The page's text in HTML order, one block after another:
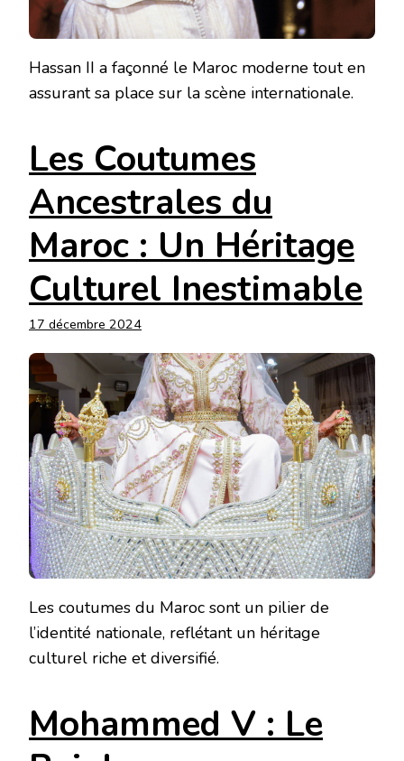
Hassan II a façonné le Maroc moderne tout en
assurant sa place sur la scène internationale.
Les Coutumes
Ancestrales du
Maroc : Un Héritage
Culturel Inestimable
17 décembre 2024
Les coutumes du Maroc sont un pilier de
l’identité nationale, reflétant un héritage
culturel riche et diversifié.
Mohammed V : Le